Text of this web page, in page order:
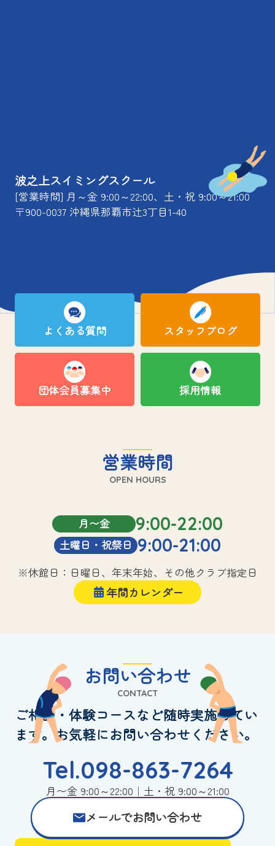
波之上スイミングスクール
[営業時間] 月～金 9:00～22:00、土・祝 9:00～21:00
〒900-0037 沖縄県那覇市辻3丁目1-40
よくある質問 スタッフブログ
団体会員募集中 採用情報
営業時間
OPEN HOURS
月〜金 9:00-22:00
土曜日・祝祭日 9:00-21:00
※休館日：日曜日、年末年始、その他クラブ指定日
年間カレンダー
お問い合わせ
CONTACT
ご相談・体験コースなど随時実施してい
ます。お気軽にお問い合わせください。
Tel.098-863-7264
月〜金 9:00～22:00｜土・祝 9:00～21:00
メールでお問い合わせ